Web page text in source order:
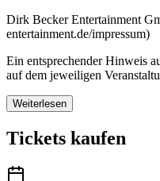
Dirk Becker Entertainment
entertainment.de/impressum)
Ein entsprechender Hinweis
auf dem jeweiligen
Weiterlesen
Tickets kaufen